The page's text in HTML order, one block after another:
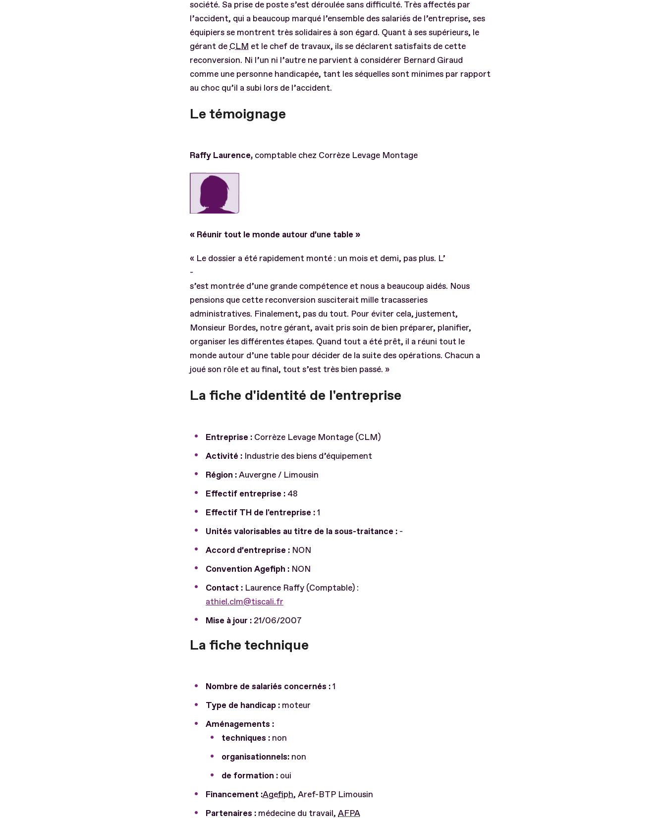
société. Sa prise de poste s’est déroulée sans difficulté. Très affectés par
l’accident, qui a beaucoup marqué l’ensemble des salariés de l’entreprise, ses
équipiers se montrent très solidaires à son égard. Quant à ses supérieurs, le
gérant de CLM et le chef de travaux, ils se déclarent satisfaits de cette
reconversion. Ni l’un ni l’autre ne parvient à considérer Bernard Giraud
comme une personne handicapée, tant les séquelles sont minimes par rapport
au choc qu’il a subi lors de l’accident.
Le témoignage
Raffy Laurence, comptable chez Corrèze Levage Montage
« Réunir tout le monde autour d’une table »
« Le dossier a été rapidement monté : un mois et demi, pas plus. L’
-
s’est montrée d’une grande compétence et nous a beaucoup aidés. Nous
pensions que cette reconversion susciterait mille tracasseries
administratives. Finalement, pas du tout. Pour éviter cela, justement,
Monsieur Bordes, notre gérant, avait pris soin de bien préparer, planifier,
organiser les différentes étapes. Quand tout a été prêt, il a réuni tout le
monde autour d’une table pour décider de la suite des opérations. Chacun a
joué son rôle et au final, tout s’est très bien passé. »
La fiche d'identité de l'entreprise
Entreprise : Corrèze Levage Montage (CLM)
Activité : Industrie des biens d’équipement
Région :Auvergne / Limousin
Effectif entreprise : 48
Effectif TH de l'entreprise :1
Unités valorisables au titre de la sous-traitance : -
Accord d’entreprise : NON
Convention Agefiph : NON
Contact : Laurence Raffy (Comptable) :
athiel.clm@tiscali.fr
Mise à jour : 21/06/2007
La fiche technique
Nombre de salariés concernés :1
Type de handicap : moteur
Aménagements :
techniques : non
organisationnels: non
de formation : oui
Financement :Agefiph, Aref-BTP Limousin
Partenaires : médecine du travail, AFPA